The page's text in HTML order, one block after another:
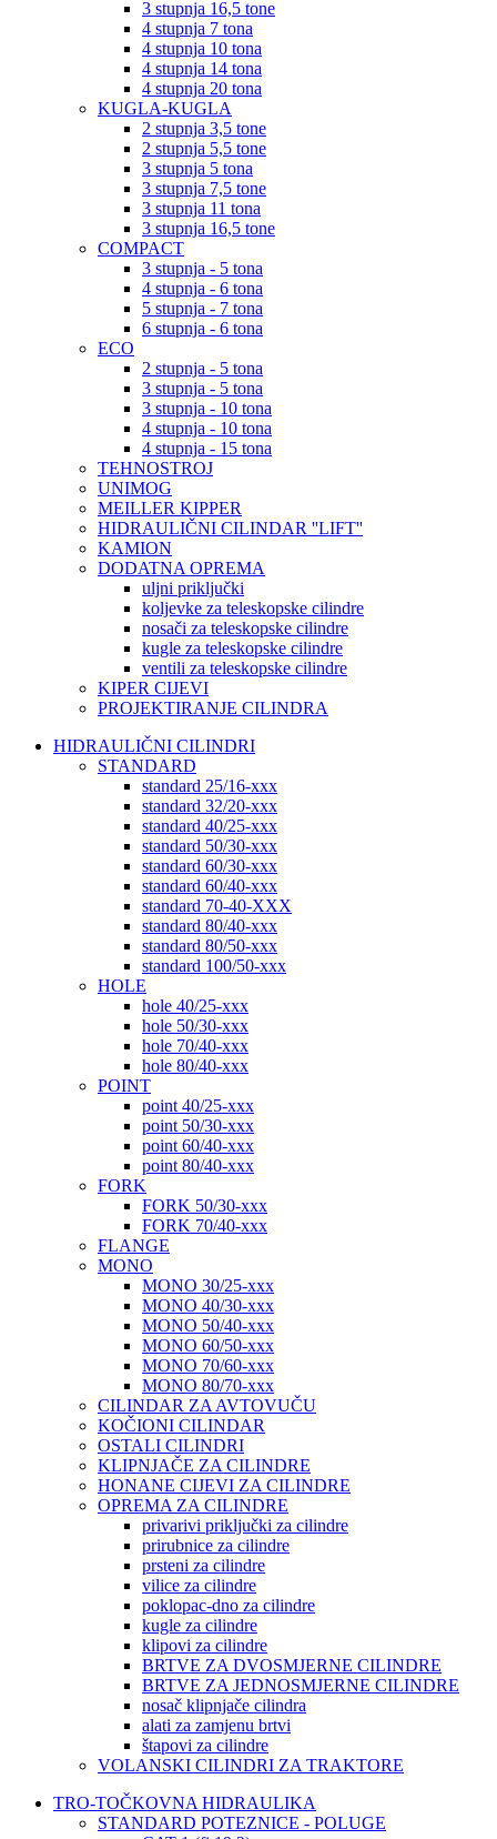
3 stupnja 16,5 tone
4 stupnja 7 tona
4 stupnja 10 tona
4 stupnja 14 tona
4 stupnja 20 tona
KUGLA-KUGLA
2 stupnja 3,5 tone
2 stupnja 5,5 tone
3 stupnja 5 tona
3 stupnja 7,5 tone
3 stupnja 11 tona
3 stupnja 16,5 tone
COMPACT
3 stupnja - 5 tona
4 stupnja - 6 tona
5 stupnja - 7 tona
6 stupnja - 6 tona
ECO
2 stupnja - 5 tona
3 stupnja - 5 tona
3 stupnja - 10 tona
4 stupnja - 10 tona
4 stupnja - 15 tona
TEHNOSTROJ
UNIMOG
MEILLER KIPPER
HIDRAULIČNI CILINDAR ''LIFT''
KAMION
DODATNA OPREMA
uljni priključki
koljevke za teleskopske cilindre
nosači za teleskopske cilindre
kugle za teleskopske cilindre
ventili za teleskopske cilindre
KIPER CIJEVI
PROJEKTIRANJE CILINDRA
HIDRAULIČNI CILINDRI
STANDARD
standard 25/16-xxx
standard 32/20-xxx
standard 40/25-xxx
standard 50/30-xxx
standard 60/30-xxx
standard 60/40-xxx
standard 70-40-XXX
standard 80/40-xxx
standard 80/50-xxx
standard 100/50-xxx
HOLE
hole 40/25-xxx
hole 50/30-xxx
hole 70/40-xxx
hole 80/40-xxx
POINT
point 40/25-xxx
point 50/30-xxx
point 60/40-xxx
point 80/40-xxx
FORK
FORK 50/30-xxx
FORK 70/40-xxx
FLANGE
MONO
MONO 30/25-xxx
MONO 40/30-xxx
MONO 50/40-xxx
MONO 60/50-xxx
MONO 70/60-xxx
MONO 80/70-xxx
CILINDAR ZA AVTOVUČU
KOČIONI CILINDAR
OSTALI CILINDRI
KLIPNJAČE ZA CILINDRE
HONANE CIJEVI ZA CILINDRE
OPREMA ZA CILINDRE
privarivi priključki za cilindre
prirubnice za cilindre
prsteni za cilindre
vilice za cilindre
poklopac-dno za cilindre
kugle za cilindre
klipovi za cilindre
BRTVE ZA DVOSMJERNE CILINDRE
BRTVE ZA JEDNOSMJERNE CILINDRE
nosač klipnjače cilindra
alati za zamjenu brtvi
štapovi za cilindre
VOLANSKI CILINDRI ZA TRAKTORE
TRO-TOČKOVNA HIDRAULIKA
STANDARD POTEZNICE - POLUGE